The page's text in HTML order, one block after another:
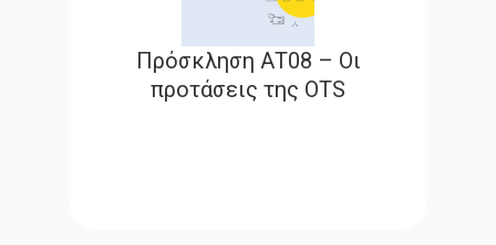
Πρόσκληση ΑΤ08 – Οι
προτάσεις της OTS